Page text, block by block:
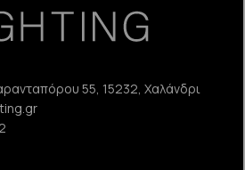
55, 15232, Χαλάνδρι